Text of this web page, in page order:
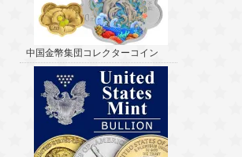
中国金幣集団コレクターコイン